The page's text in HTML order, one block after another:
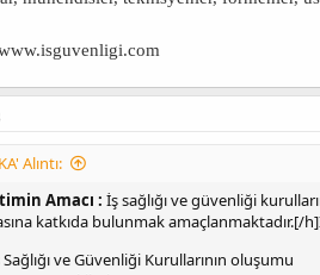
Alıntı:
Amacı : İş sağlığı ve güvenliği
katkıda bulunmak amaçlanmaktadır.[/h]
Sağlığı ve Güvenliği Kurullarının oluşumu